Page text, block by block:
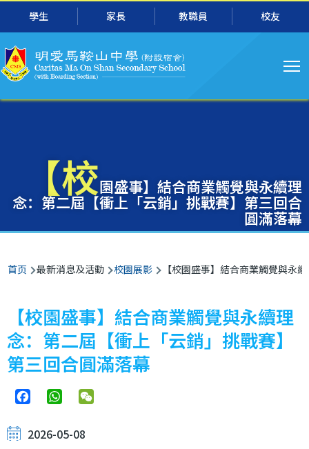
跳转到主要内容
學生 家長 教職員 校友
导
航
【校園盛事】結合商業觸覺與永續理
念：第二屆【衝上「云銷」挑戰賽】第三回合
圓滿落幕
面
包
屑
首页 最新消息及活動 校園展影 【校園盛事】結合商業觸覺與永
【校園盛事】結合商業觸覺與永續理
念：第二屆【衝上「云銷」挑戰賽】
第三回合圓滿落幕
FacebookWhatsApp
2026-05-08